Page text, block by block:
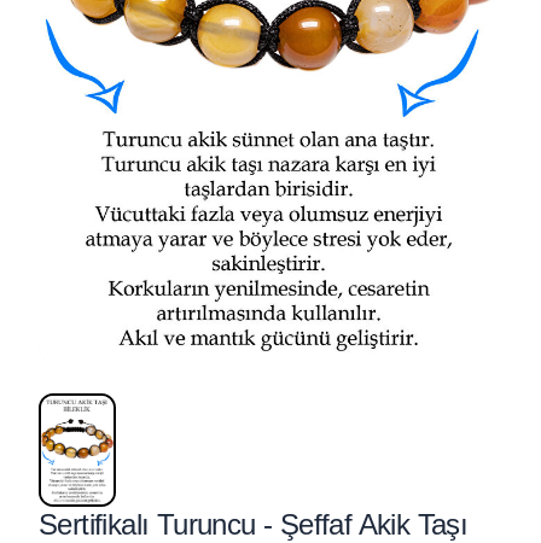
Sertifikalı Turuncu - Şeffaf Akik Taşı